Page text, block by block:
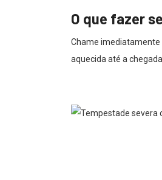
O que fazer
Chame imediatamente
aquecida até a